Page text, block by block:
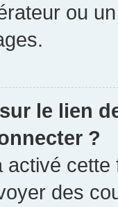
ou
le lien
?
activé
des